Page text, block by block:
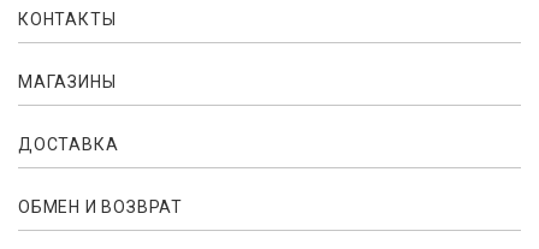
КОНТАКТЫ
МАГАЗИНЫ
ДОСТАВКА
ОБМЕН И ВОЗВРАТ